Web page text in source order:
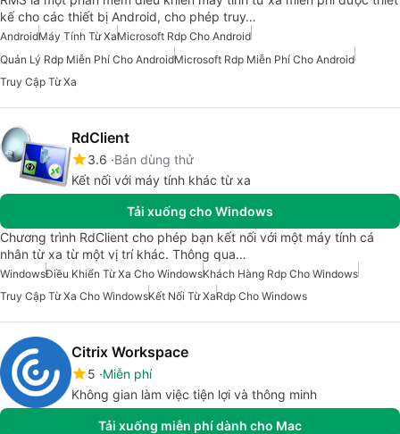
kế cho các thiết bị Android, cho phép truy…
AndroidMáy Tính Từ XaMicrosoft Rdp Cho Android
Quản Lý Rdp Miễn Phí Cho AndroidMicrosoft Rdp Miễn Phí Cho Android
Truy Cập Từ Xa
RdClient
3.6 Bản dùng thử
Kết nối với máy tính khác từ xa
Tải xuống cho Windows
Chương trình RdClient cho phép bạn kết nối với một máy tính cá
nhân từ xa từ một vị trí khác. Thông qua…
WindowsĐiều Khiển Từ Xa Cho WindowsKhách Hàng Rdp Cho Windows
Truy Cập Từ Xa Cho WindowsKết Nối Từ XaRdp Cho Windows
Citrix Workspace
5 Miễn phí
Không gian làm việc tiện lợi và thông minh
Tải xuống miễn phí dành cho Mac